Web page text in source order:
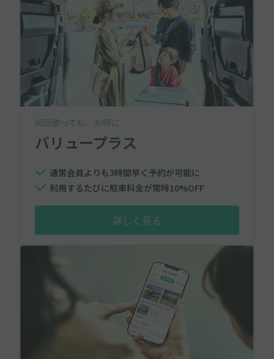
何回使っても、お得に
バリュープラス
通常会員よりも3時間早く予約が可能に
利用するたびに駐車料金が常時10%OFF
詳しく見る